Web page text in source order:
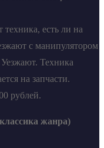
техника, есть ли на
с манипулятором
Техника
на запчасти.
рублей.
жанра)